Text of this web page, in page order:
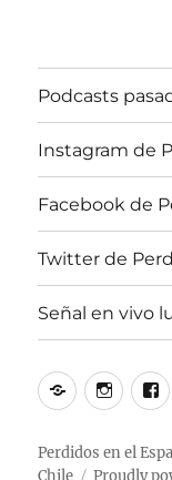
Podcasts
Instagram de
Facebook de
Twitter de
Señal en vivo
Podcasts
Perdidos en el